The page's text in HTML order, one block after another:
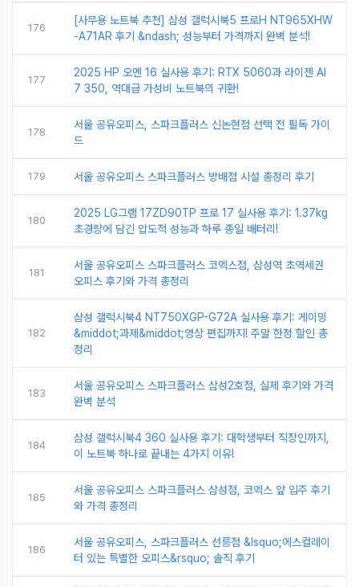
176
[사무용 노트북 추천] 삼성 갤럭시북5 프로H NT965XHW
-A71AR 후기 &ndash; 성능부터 가격까지 완벽 분석!
177
2025 HP 오멘 16 실사용 후기: RTX 5060과 라이젠 AI
7 350, 역대급 가성비 노트북의 귀환!
178
서울 공유오피스, 스파크플러스 신논현점 선택 전 필독 가이
드
179 서울 공유오피스 스파크플러스 방배점 시설 총정리 후기
180
2025 LG그램 17ZD90TP 프로 17 실사용 후기: 1.37kg
초경량에 담긴 압도적 성능과 하루 종일 배터리!
181
서울 공유오피스 스파크플러스 코엑스점, 삼성역 초역세권
오피스 후기와 가격 총정리
182
삼성 갤럭시북4 NT750XGP-G72A 실사용 후기: 게이밍
&middot;과제&middot;영상 편집까지! 주말 한정 할인 총
정리
183
서울 공유오피스 스파크플러스 삼성2호점, 실제 후기와 가격
완벽 분석
184
삼성 갤럭시북4 360 실사용 후기: 대학생부터 직장인까지,
이 노트북 하나로 끝내는 4가지 이유!
185
서울 공유오피스 스파크플러스 삼성점, 코엑스 앞 입주 후기
와 가격 총정리
186
서울 공유오피스, 스파크플러스 선릉점 &lsquo;에스컬레이
터 있는 특별한 오피스&rsquo; 솔직 후기